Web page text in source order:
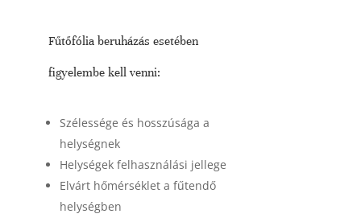
Fűtőfólia beruházás esetében
figyelembe kell venni:
Szélessége és hosszúsága a
helységnek
Helységek felhasználási jellege
Elvárt hőmérséklet a fűtendő
helységben